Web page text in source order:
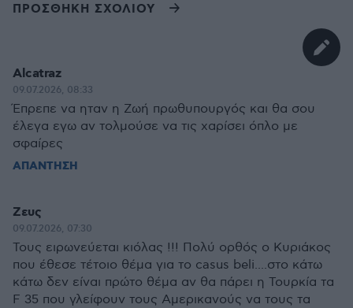
ΠΡΟΣΘΗΚΗ ΣΧΟΛΙΟΥ
Alcatraz
09.07.2026, 08:33
Έπρεπε να ηταν η Ζωή πρωθυπουργός και θα σου
έλεγα εγω αν τολμούσε να τις χαρίσει όπλο με
σφαίρες
ΑΠΑΝΤΗΣΗ
Ζευς
09.07.2026, 07:30
Τους ειρωνεύεται κιόλας !!! Πολύ ορθός ο Κυριάκος
που έθεσε τέτοιο θέμα για το casus beli....στο κάτω
κάτω δεν είναι πρώτο θέμα αν θα πάρει η Τουρκία τα
F 35 που γλείφουν τους Αμερικανούς να τους τα